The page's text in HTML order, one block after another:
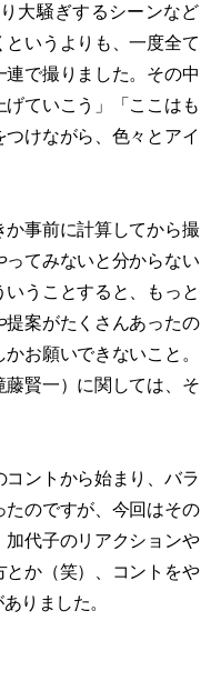
大騒ぎするシーンなど
いうよりも、一度全て
で撮りました。その中
ていこう」「ここはも
けながら、色々とアイ
事前に計算してから撮
てみないと分からない
うことすると、もっと
案がたくさんあったの
お願いできないこと。
賢一）に関しては、そ
ントから始まり、バラ
のですが、今回はその
代子のリアクションや
とか（笑）、コントをや
りました。